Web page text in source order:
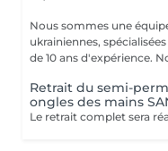
Nous sommes une
ukrainiennes,
de 10 ans
Retrait du semi-
ongles des mains